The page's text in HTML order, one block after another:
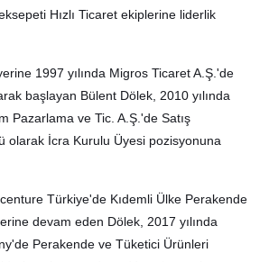
Hızlı Ticaret ekiplerine liderlik
1997 yılında Migros Ticaret A.Ş.'de
başlayan Bülent Dölek, 2010 yılında
Pazarlama ve Tic. A.Ş.'de Satış
olarak İcra Kurulu Üyesi pozisyonuna
Türkiye'de Kıdemli Ülke Perakende
devam eden Dölek, 2017 yılında
Perakende ve Tüketici Ürünleri